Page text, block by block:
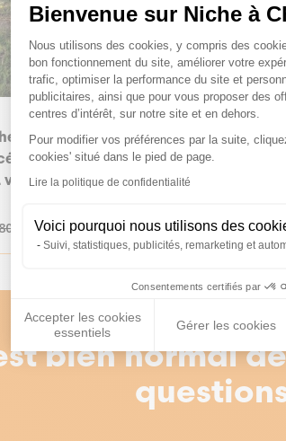
Bienvenue sur Niche à
Plateforme de Gestion
Nous utilisons des cookies, y compris des
bon fonctionnement du site, améliorer votre
trafic, optimiser la performance du site et
publicitaires, ainsi que pour vous proposer des
centres d’intérêt, sur notre site et en dehors.
Pour modifier vos préférences par la suite,
cookies' situé dans le pied de page.
Lire la politique de confidentialité
Voici pourquoi nous utilisons des
Suivi, statistiques, publicités, remarketing et
Consentements certifiés par
Accepter les cookies
essentiels
Gérer les cookies
Axeptio consent
-5%
à chien Rocky 4 en bois
FSC et toit ouvrant taille
version isolée - KeniLux
€ 455,82 €
Kit
bien normal